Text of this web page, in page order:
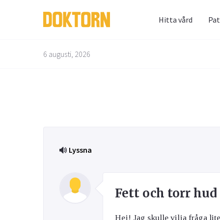
Hitta vård
Kvinnans hälsa
6 augusti, 2026
Lyssna
Fett och torr hud
Hej! Jag skulle vilja fråga lite